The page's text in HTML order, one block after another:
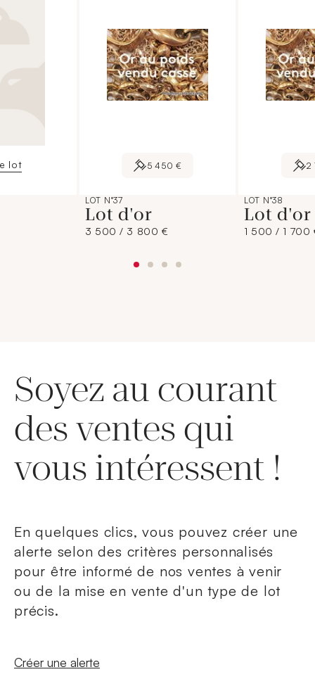
lot 5 450 €
LOT N°37
Lot d'or
3 500 / 3 800 €
2
LOT N°38
Lot d'or
1 500 / 1 700
Soyez au courant
des ventes qui
vous intéressent !
En quelques clics, vous pouvez créer une
alerte selon des critères personnalisés
pour être informé de nos ventes à venir
ou de la mise en vente d'un type de lot
précis.
Nouvelle fenêtre
Créer une alerte